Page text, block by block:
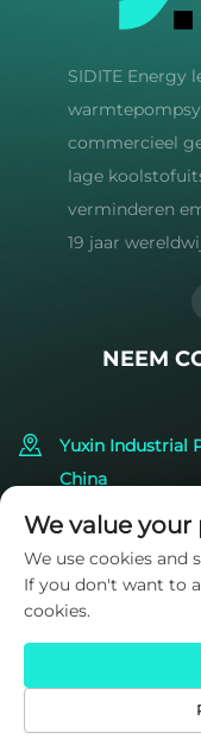
SIDITE Energy
commercieel
lage
verminderen
19 jaar
NEEM
Yuxin Industrial
China
We value your
We use cookies and
If you don't want to
cookies.